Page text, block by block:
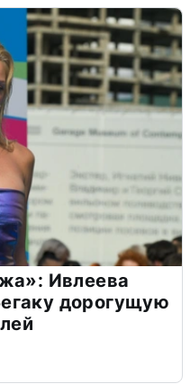
Ивлеева
дорогущую